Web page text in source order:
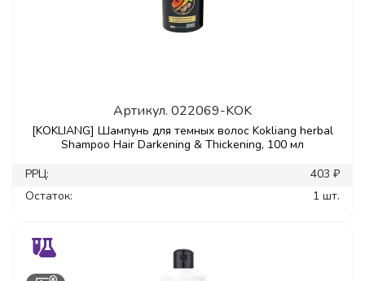
Артикул. 022069-KOK
[KOKLIANG] Шампунь для темных волос Kokliang herbal
Shampoo Hair Darkening & Thickening, 100 мл
РРЦ:
403 ₽
Остаток:
1 шт.